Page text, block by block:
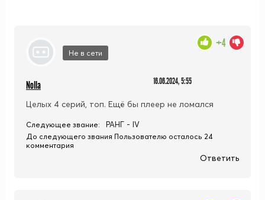
Не в сети
Nolla 16.06.2024, 5:55
Целых 4 серий, топ. Ещё бы плеер не ломался
+4
Следующее звание: РАНГ - IV
До следующего звания Пользователю осталось 24
комментария
Ответить